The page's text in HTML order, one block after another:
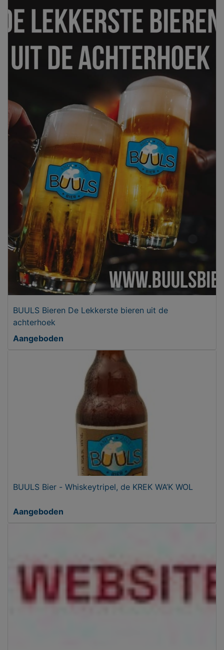
BUULS Bieren De Lekkerste bieren uit de
achterhoek
Aangeboden
BUULS Bier - Whiskeytripel, de KREK WA’K WOL
Aangeboden